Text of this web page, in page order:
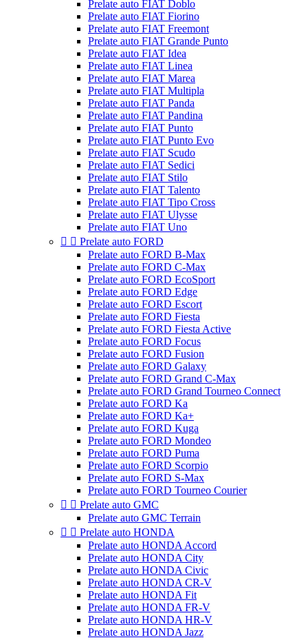
Prelate auto FIAT Doblo
Prelate auto FIAT Fiorino
Prelate auto FIAT Freemont
Prelate auto FIAT Grande Punto
Prelate auto FIAT Idea
Prelate auto FIAT Linea
Prelate auto FIAT Marea
Prelate auto FIAT Multipla
Prelate auto FIAT Panda
Prelate auto FIAT Pandina
Prelate auto FIAT Punto
Prelate auto FIAT Punto Evo
Prelate auto FIAT Scudo
Prelate auto FIAT Sedici
Prelate auto FIAT Stilo
Prelate auto FIAT Talento
Prelate auto FIAT Tipo Cross
Prelate auto FIAT Ulysse
Prelate auto FIAT Uno
  Prelate auto FORD
Prelate auto FORD B-Max
Prelate auto FORD C-Max
Prelate auto FORD EcoSport
Prelate auto FORD Edge
Prelate auto FORD Escort
Prelate auto FORD Fiesta
Prelate auto FORD Fiesta Active
Prelate auto FORD Focus
Prelate auto FORD Fusion
Prelate auto FORD Galaxy
Prelate auto FORD Grand C-Max
Prelate auto FORD Grand Tourneo Connect
Prelate auto FORD Ka
Prelate auto FORD Ka+
Prelate auto FORD Kuga
Prelate auto FORD Mondeo
Prelate auto FORD Puma
Prelate auto FORD Scorpio
Prelate auto FORD S-Max
Prelate auto FORD Tourneo Courier
  Prelate auto GMC
Prelate auto GMC Terrain
  Prelate auto HONDA
Prelate auto HONDA Accord
Prelate auto HONDA City
Prelate auto HONDA Civic
Prelate auto HONDA CR-V
Prelate auto HONDA Fit
Prelate auto HONDA FR-V
Prelate auto HONDA HR-V
Prelate auto HONDA Jazz